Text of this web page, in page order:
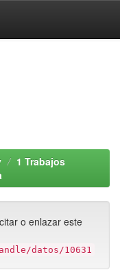
1 Trabajos
o enlazar este
datos/10631